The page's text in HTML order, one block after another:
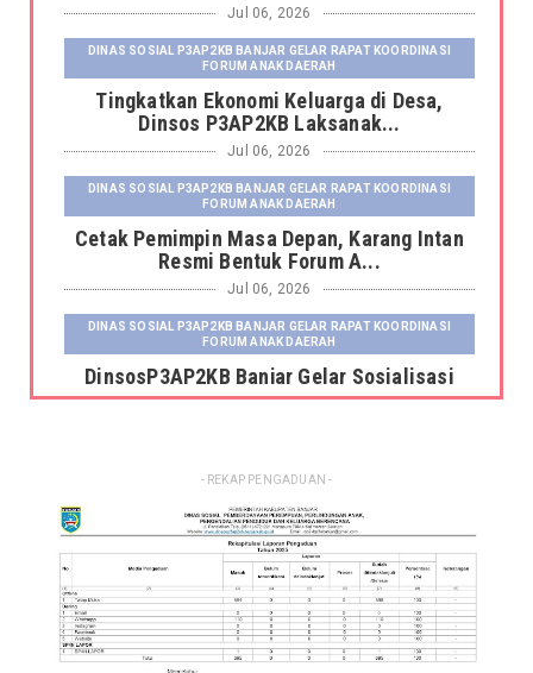
Jul 06, 2026
DINAS SOSIAL P3AP2KB BANJAR GELAR RAPAT KOORDINASI
FORUM ANAK DAERAH
Tingkatkan Ekonomi Keluarga di Desa,
Dinsos P3AP2KB Laksanak...
Jul 06, 2026
DINAS SOSIAL P3AP2KB BANJAR GELAR RAPAT KOORDINASI
FORUM ANAK DAERAH
Cetak Pemimpin Masa Depan, Karang Intan
Resmi Bentuk Forum A...
Jul 06, 2026
DINAS SOSIAL P3AP2KB BANJAR GELAR RAPAT KOORDINASI
FORUM ANAK DAERAH
DinsosP3AP2KB Banjar Gelar Sosialisasi
Pemutakhiran dan Pemb...
FORUM ANAK DAERAH
Kepala Dinas Sosial P3AP2KB Kabupaten
Banjar Serahkan Fasili...
Jun 23, 2026
DINSOS P3AP2KB BANJAR GELAR RAKOR SISTEM INFORMASI
KELUARGA TAHUN 2026
Dinsos P3AP2KB Banjar Gelar Rakor Sistem
- REKAP PENGADUAN -